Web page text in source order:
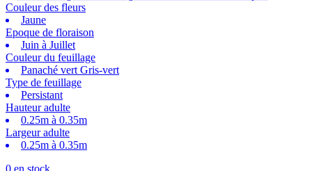
Couleur des fleurs
Jaune
Epoque de floraison
Juin à Juillet
Couleur du feuillage
Panaché vert Gris-vert
Type de feuillage
Persistant
Hauteur adulte
0.25m à 0.35m
Largeur adulte
0.25m à 0.35m
0 en stock